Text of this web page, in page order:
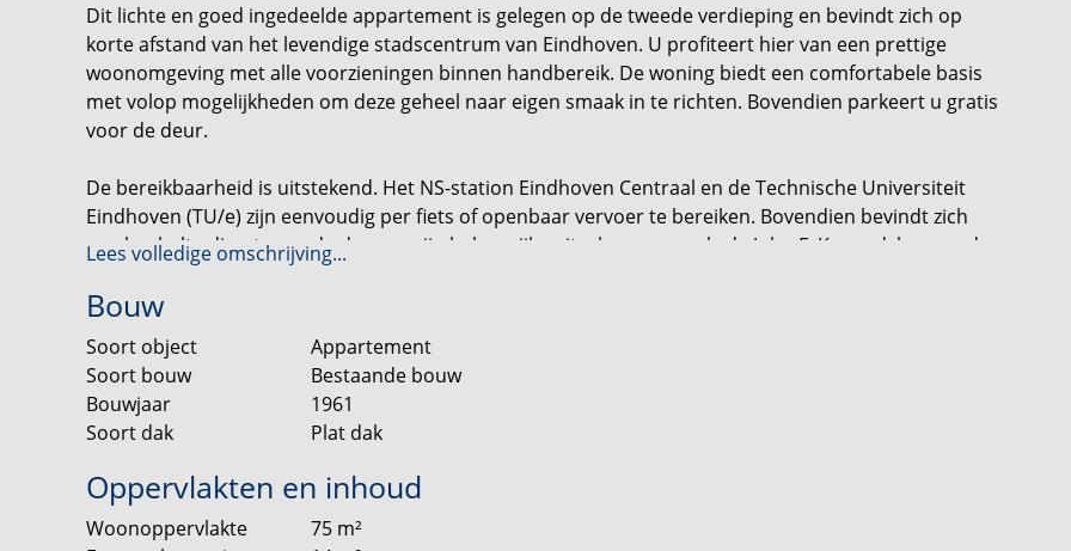
Dit lichte en goed ingedeelde appartement is gelegen op de tweede verdieping en bevindt zich op
korte afstand van het levendige stadscentrum van Eindhoven. U profiteert hier van een prettige
woonomgeving met alle voorzieningen binnen handbereik. De woning biedt een comfortabele basis
met volop mogelijkheden om deze geheel naar eigen smaak in te richten. Bovendien parkeert u gratis
voor de deur.
De bereikbaarheid is uitstekend. Het NS-station Eindhoven Centraal en de Technische Universiteit
Eindhoven (TU/e) zijn eenvoudig per fiets of openbaar vervoer te bereiken. Bovendien bevindt zich
een bushalte direct voor de deur en zijn belangrijke uitvalswegen zoals de John F. Kennedylaan en de
ring van Eindhoven snel bereikbaar, wat zorgt voor een vlotte verbinding richting onder andere de
A2, A50 en A58.
Bijzonderheden:
- Gelegen op de 2e verdieping;
- Drie slaapkamers;
- Recentelijk vernieuwde badkamer en toiletruimte;
- Twee balkons met zowel ochtend- als avondzon;
- Privéberging in het souterrain;
- Gratis parkeergelegenheid en een bushalte voor de deur;
Lees volledige omschrijving...
Bouw
Soort object
Appartement
Soort bouw
Bestaande bouw
Bouwjaar
1961
Soort dak
Plat dak
Oppervlakten en inhoud
Woonoppervlakte 75 m²